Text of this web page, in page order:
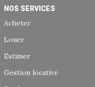
NOS SERVICES
Acheter
Louer
Estimer
Gestion locative